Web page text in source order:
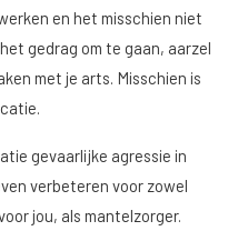
en het misschien niet
gedrag om te gaan, aarzel
met je arts. Misschien is
gevaarlijke agressie in
verbeteren voor zowel
jou, als mantelzorger.